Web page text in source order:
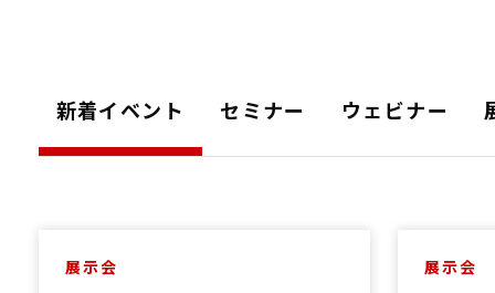
新着イベント セミナー ウェビナー
展示会 展示会